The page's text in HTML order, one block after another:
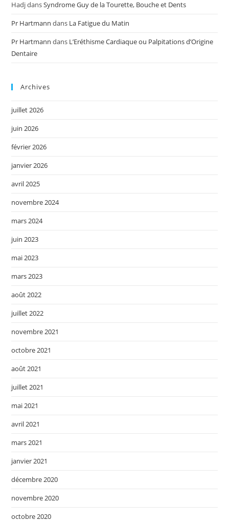
HadjdansSyndrome Guy de la Tourette, Bouche et Dents
Pr Hartmann dans La Fatigue du Matin
Pr Hartmann dans L’Eréthisme Cardiaque ou Palpitations d’Origine
Dentaire
Archives
juillet 2026
juin 2026
février 2026
janvier 2026
avril 2025
novembre 2024
mars 2024
juin 2023
mai 2023
mars 2023
août 2022
juillet 2022
novembre 2021
octobre 2021
août 2021
juillet 2021
mai 2021
avril 2021
mars 2021
janvier 2021
décembre 2020
novembre 2020
octobre 2020